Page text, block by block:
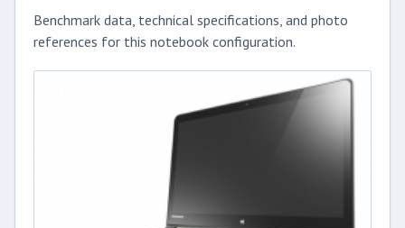
Benchmark data, technical specifications, and photo
references for this notebook configuration.